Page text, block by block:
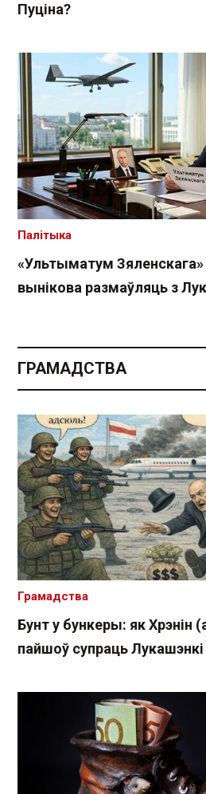
Пуціна?
«Ультыматум Зяленскага»
вынікова размаўляць з
Палітыка
ГРАМАДСТВА
Бунт у бункеры: як Хрэнін
пайшоў супраць Лукашэнкі
Грамадства